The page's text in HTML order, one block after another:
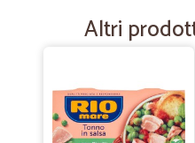
Veloci e precisi
Transazione rapida senza problemi.
—Massimo M.
Tempi di consegna rapidi
Altri